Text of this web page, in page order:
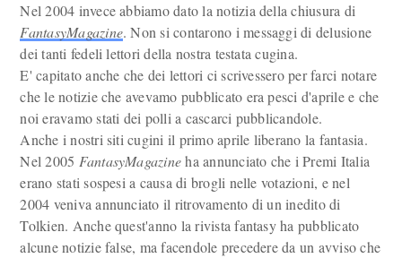
Nel 2004 invece abbiamo dato la notizia della chiusura di
FantasyMagazine. Non si contarono i messaggi di delusione
dei tanti fedeli lettori della nostra testata cugina.
E' capitato anche che dei lettori ci scrivessero per farci notare
che le notizie che avevamo pubblicato era pesci d'aprile e che
noi eravamo stati dei polli a cascarci pubblicandole.
Anche i nostri siti cugini il primo aprile liberano la fantasia.
Nel 2005 FantasyMagazineha annunciato che i Premi Italia
erano stati sospesi a causa di brogli nelle votazioni, e nel
2004 veniva annunciato il ritrovamento di un inedito di
Tolkien. Anche quest'anno la rivista fantasy ha pubblicato
alcune notizie false, ma facendole precedere da un avviso che